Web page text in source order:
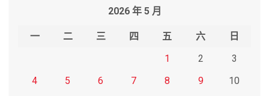
2026 年 5 月
一 二 三 四 五 六
日
1
2
3
4
5 6 7 8 9
10